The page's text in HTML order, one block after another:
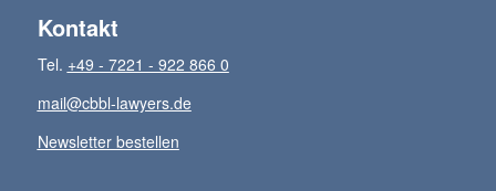
Kontakt
Tel. +49 - 7221 - 922 866 0
mail@cbbl-lawyers.de
Newsletter bestellen